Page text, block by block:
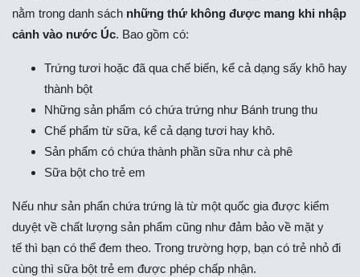
nằm trong danh sách những thứ không được mang khi nhập
cảnh vào nước Úc. Bao gồm có:
Trứng tươi hoặc đã qua chế biến, kể cả dạng sấy khô hay
thành bột
Những sản phẩm có chứa trứng như Bánh trung thu
Chế phẩm từ sữa, kể cả dạng tươi hay khô.
Sản phẩm có chứa thành phần sữa như cà phê
Sữa bột cho trẻ em
Nếu như sản phẩn chứa trứng là từ một quốc gia được kiểm
duyệt về chất lượng sản phẩm cũng như đảm bảo về mặt y
tế thì bạn có thể đem theo. Trong trường hợp, bạn có trẻ nhỏ đi
cùng thì sữa bột trẻ em được phép chấp nhận.